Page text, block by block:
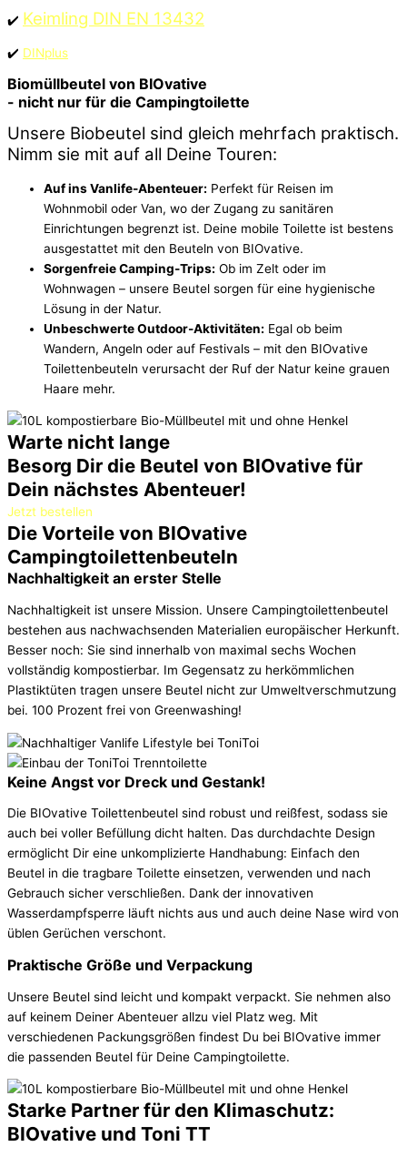
✔️ Keimling DIN EN 13432
✔️ DINplus
Biomüllbeutel von BIOvative
- nicht nur für die Campingtoilette
Unsere Biobeutel sind gleich mehrfach praktisch.
Nimm sie mit auf all Deine Touren:
Auf ins Vanlife-Abenteuer: Perfekt für Reisen im
Wohnmobil oder Van, wo der Zugang zu sanitären
Einrichtungen begrenzt ist. Deine mobile Toilette ist bestens
ausgestattet mit den Beuteln von BIOvative.
Sorgenfreie Camping-Trips: Ob im Zelt oder im
Wohnwagen – unsere Beutel sorgen für eine hygienische
Lösung in der Natur.
Unbeschwerte Outdoor-Aktivitäten: Egal ob beim
Wandern, Angeln oder auf Festivals – mit den BIOvative
Toilettenbeuteln verursacht der Ruf der Natur keine grauen
Haare mehr.
Warte nicht lange
Besorg Dir die Beutel von BIOvative für
Dein nächstes Abenteuer!
Jetzt bestellen
Die Vorteile von BIOvative
Campingtoilettenbeuteln
Nachhaltigkeit an erster Stelle
Nachhaltigkeit ist unsere Mission. Unsere Campingtoilettenbeutel
bestehen aus nachwachsenden Materialien europäischer Herkunft.
Besser noch: Sie sind innerhalb von maximal sechs Wochen
vollständig kompostierbar. Im Gegensatz zu herkömmlichen
Plastiktüten tragen unsere Beutel nicht zur Umweltverschmutzung
bei. 100 Prozent frei von Greenwashing!
Keine Angst vor Dreck und Gestank!
Die BIOvative Toilettenbeutel sind robust und reißfest, sodass sie
auch bei voller Befüllung dicht halten. Das durchdachte Design
ermöglicht Dir eine unkomplizierte Handhabung: Einfach den
Beutel in die tragbare Toilette einsetzen, verwenden und nach
Gebrauch sicher verschließen. Dank der innovativen
Wasserdampfsperre läuft nichts aus und auch deine Nase wird von
üblen Gerüchen verschont.
Praktische Größe und Verpackung​
Unsere Beutel sind leicht und kompakt verpackt. Sie nehmen also
auf keinem Deiner Abenteuer allzu viel Platz weg. Mit
verschiedenen Packungsgrößen findest Du bei BIOvative immer
die passenden Beutel für Deine Campingtoilette.
Starke Partner für den Klimaschutz:
BIOvative und Toni TT